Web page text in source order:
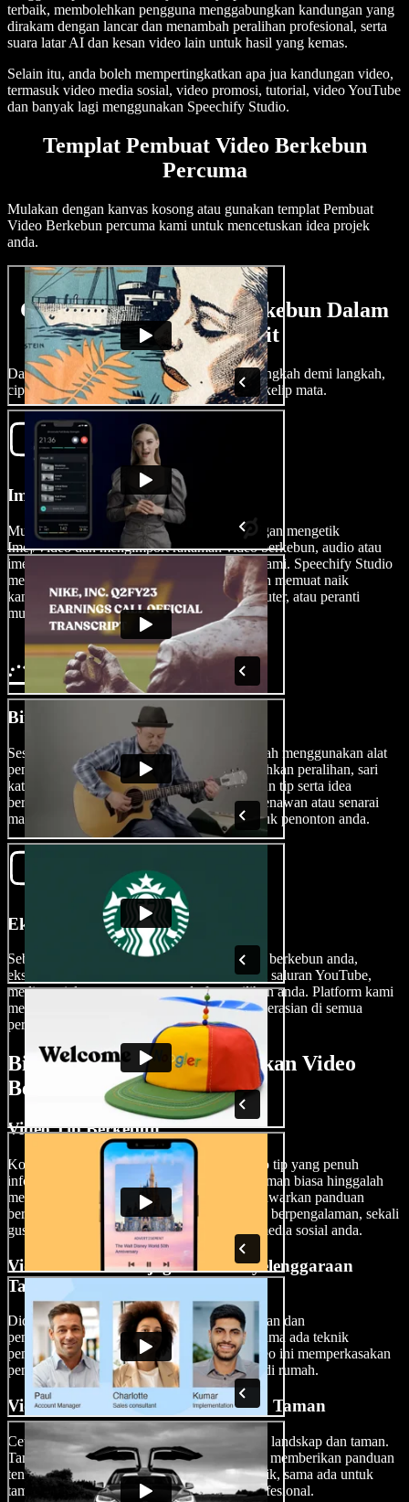
terbaik, membolehkan pengguna menggabungkan kandungan yang
dirakam dengan lancar dan menambah peralihan profesional, serta
suara latar AI dan kesan video lain untuk hasil yang kemas.
Selain itu, anda boleh mempertingkatkan apa jua kandungan video,
termasuk video media sosial, video promosi, tutorial, video YouTube
dan banyak lagi menggunakan Speechify Studio.
Templat Pembuat Video Berkebun
Percuma
Mulakan dengan kanvas kosong atau gunakan templat Pembuat
Video Berkebun percuma kami untuk mencetuskan idea projek
anda.
Cara Membuat Video Berkebun Dalam
Beberapa Minit
Daripada lawatan taman hinggalah tutorial langkah demi langkah,
cipta video berkebun yang menarik dalam sekelip mata.
Import Video Anda
Mulakan proses penghasilan video anda dengan mengetik
Imej/Video dan mengimport rakaman video berkebun, audio atau
imej anda dengan lancar ke dalam platform kami. Speechify Studio
menyokong pelbagai format, jadi anda mudah memuat naik
kandungan yang dirakam dari kamera, komputer, atau peranti
mudah alih anda.
Bina Video Berkebun Anda
Sesuaikan video berkebun anda dengan mudah menggunakan alat
penyuntingan kami yang serba boleh. Tambahkan peralihan, sari
kata dan lapisan menarik untuk menghidupkan tip serta idea
berkebun anda. Cipta tayangan slaid yang menawan atau senarai
main tutorial berkebun yang menyeluruh untuk penonton anda.
Eksport Video Berkebun Anda
Sebaik sahaja anda berpuas hati dengan hasil berkebun anda,
eksport dalam kualiti tinggi untuk dikongsi di saluran YouTube,
media sosial, atau mana-mana platform pilihan anda. Platform kami
menyokong pelbagai format, memastikan keserasian di semua
peranti dan saluran.
Bila Anda Patut Menggunakan Video
Berkebun
Video Tip Berkebun
Kongsikan ilmu berkebun anda dengan video tip yang penuh
informasi. Daripada menangani masalah tanaman biasa hinggalah
memaksimumkan ruang kecil, video ini menawarkan panduan
bernilai untuk pemula dan juga tukang kebun berpengalaman, sekali
gus memperkayakan saluran YouTube atau media sosial anda.
Video Tutorial Penjagaan & Penyelenggaraan
Tanaman
Didik penonton anda dengan tutorial penjagaan dan
penyelenggaraan tanaman yang terperinci. Sama ada teknik
pemangkasan atau tip berkebun organik, video ini memperkasakan
penonton untuk membina taman yang subur di rumah.
Video Reka Bentuk Landskap dan Taman
Cetuskan kreativiti dengan video reka bentuk landskap dan taman.
Tampilkan kemahiran berkebun anda dengan memberikan panduan
tentang cara mencipta ruang luar yang menarik, sama ada untuk
taman rumah DIY atau projek hortikultur profesional.